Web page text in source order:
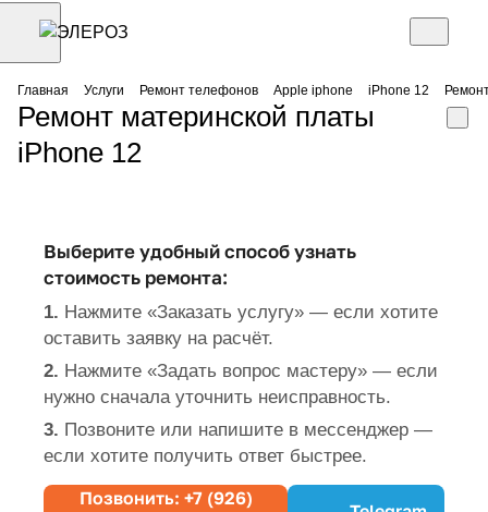
Главная Услуги Ремонт телефонов Apple iphone iPhone 12
Ремонт материнской платы
iPhone 12
Выберите удобный способ узнать
стоимость ремонта:
1. Нажмите «Заказать услугу» — если хотите
оставить заявку на расчёт.
2. Нажмите «Задать вопрос мастеру» — если
нужно сначала уточнить неисправность.
3. Позвоните или напишите в мессенджер —
если хотите получить ответ быстрее.
Позвонить: +7 (926)